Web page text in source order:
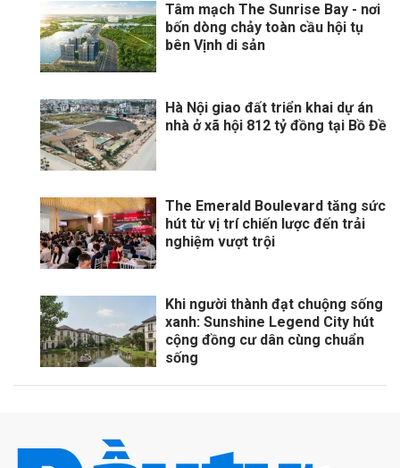
Tâm mạch The Sunrise Bay - nơi
bốn dòng chảy toàn cầu hội tụ
bên Vịnh di sản
Hà Nội giao đất triển khai dự án
nhà ở xã hội 812 tỷ đồng tại Bồ Đề
The Emerald Boulevard tăng sức
hút từ vị trí chiến lược đến trải
nghiệm vượt trội
Khi người thành đạt chuộng sống
xanh: Sunshine Legend City hút
cộng đồng cư dân cùng chuẩn
sống